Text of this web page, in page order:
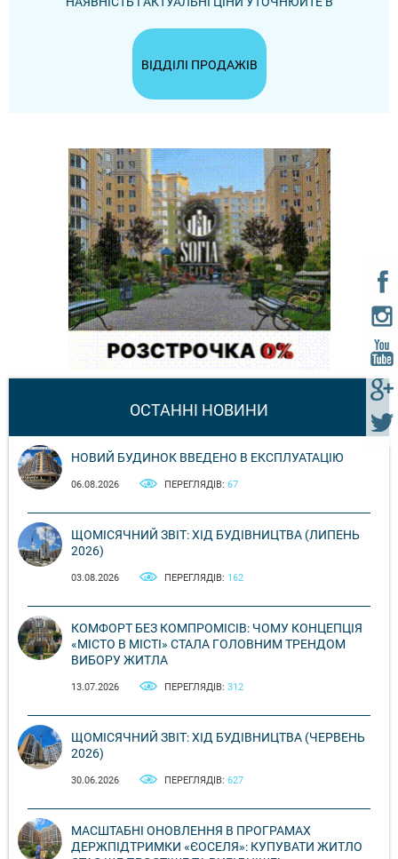
ВІДДІЛІ ПРОДАЖІВ
ОСТАННІ НОВИНИ
НОВИЙ БУДИНОК ВВЕДЕНО В ЕКСПЛУАТАЦІЮ
06.08.2026 ПЕРЕГЛЯДІВ: 67
ЩОМІСЯЧНИЙ ЗВІТ: ХІД БУДІВНИЦТВА (ЛИПЕНЬ
2026)
03.08.2026 ПЕРЕГЛЯДІВ: 162
КОМФОРТ БЕЗ КОМПРОМІСІВ: ЧОМУ КОНЦЕПЦІЯ
«МІСТО В МІСТІ» СТАЛА ГОЛОВНИМ ТРЕНДОМ
ВИБОРУ ЖИТЛА
13.07.2026 ПЕРЕГЛЯДІВ: 312
ЩОМІСЯЧНИЙ ЗВІТ: ХІД БУДІВНИЦТВА (ЧЕРВЕНЬ
2026)
30.06.2026 ПЕРЕГЛЯДІВ: 627
МАСШТАБНІ ОНОВЛЕННЯ В ПРОГРАМАХ
ДЕРЖПІДТРИМКИ «ЄОСЕЛЯ»: КУПУВАТИ ЖИТЛО